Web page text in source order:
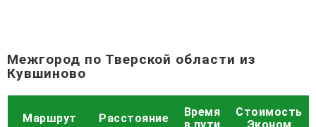
Межгород по Тверской области из
Кувшиново
Маршрут Расстояние
Время
в пути
Стоимость
Эконом